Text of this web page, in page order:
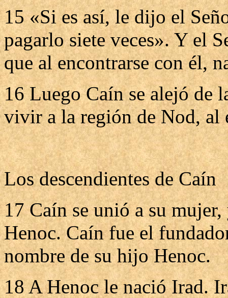
15 «Si es así, le dijo el
pagarlo siete veces». Y el
que al encontrarse con él,
16 Luego Caín se alejó de
vivir a la región de Nod, al
Los descendientes de Caín
17 Caín se unió a su
Henoc. Caín fue el
nombre de su hijo Henoc.
18 A Henoc le nació Irad.